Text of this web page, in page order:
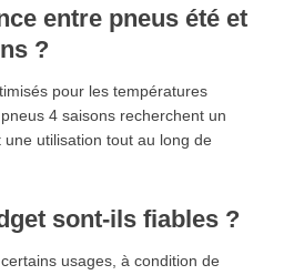
entre pneus été et
?
pour les températures
4 saisons recherchent un
utilisation tout au long de
sont-ils fiables ?
usages, à condition de